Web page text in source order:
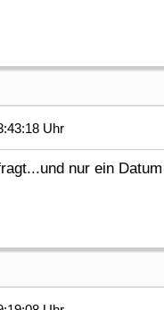
Uhr
nur ein